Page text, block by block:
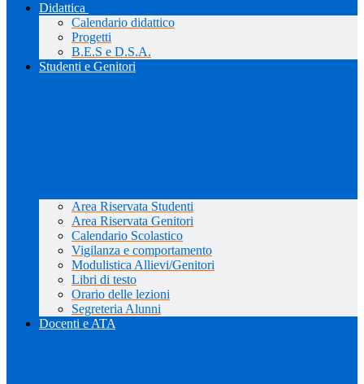
Didattica
Calendario didattico
Progetti
B.E.S e D.S.A.
Studenti e Genitori
Area Riservata Studenti
Area Riservata Genitori
Calendario Scolastico
Vigilanza e comportamento
Modulistica Allievi/Genitori
Libri di testo
Orario delle lezioni
Segreteria Alunni
Docenti e ATA